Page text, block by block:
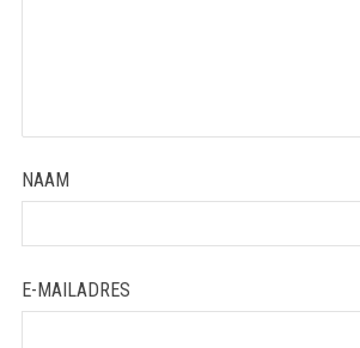
NAAM
E-MAILADRES